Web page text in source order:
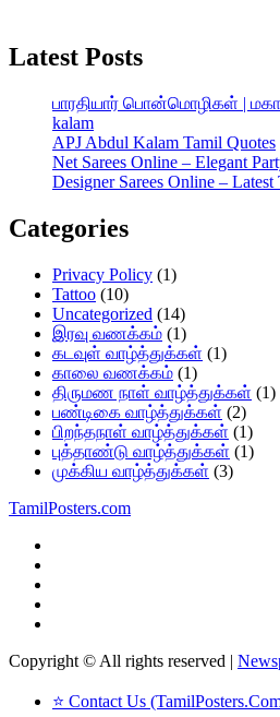
Latest Posts
பாரதியார் பொன்மொழிகள் |
kalam
APJ Abdul Kalam Tamil Quotes
Net Sarees Online – Elegant
Designer Sarees Online –
Categories
Privacy Policy (1)
Tattoo (10)
Uncategorized (14)
இரவு வணக்கம் (1)
கடவுள் வாழ்த்துக்கள் (1)
காலை வணக்கம் (1)
திருமண நாள் வாழ்த்துக்கள் (1)
பண்டிகை வாழ்த்துக்கள் (2)
பிறந்தநாள் வாழ்த்துக்கள் (1)
புத்தாண்டு வாழ்த்துக்கள் (1)
முக்கிய வாழ்த்துக்கள் (3)
TamilPosters.com
Copyright © All rights reserved |
⭐ Contact Us